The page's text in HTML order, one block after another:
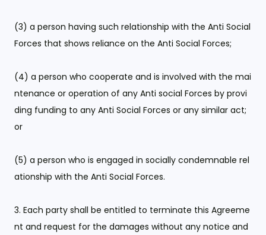
(3) a person having such relationship with the Anti Social
Forces that shows reliance on the Anti Social Forces;
(4) a person who cooperate and is involved with the mai
ntenance or operation of any Anti social Forces by provi
ding funding to any Anti Social Forces or any similar act;
or
(5) a person who is engaged in socially condemnable rel
ationship with the Anti Social Forces.
3. Each party shall be entitled to terminate this Agreeme
nt and request for the damages without any notice and